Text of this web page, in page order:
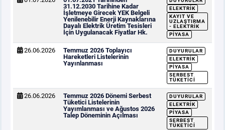
31.12.2030 Tarihine Kadar
İşletmeye Girecek YEK Belgeli
Yenilenebilir Enerji Kaynaklarına
Dayalı Elektrik Üretim Tesisleri
İçin Uygulanacak Fiyatlar Hk.
ELEKTRIK
KAYIT VE
UZLAŞTIRMA
- ELEKTRIK
PIYASA
26.06.2026
Temmuz 2026 Toplayıcı
Hareketleri Listelerinin
Yayınlanması
DUYURULAR
ELEKTRIK
PIYASA
SERBEST
TÜKETICI
26.06.2026
Temmuz 2026 Dönemi Serbest
Tüketici Listelerinin
Yayımlanması ve Ağustos 2026
Talep Döneminin Açılması
DUYURULAR
ELEKTRIK
PIYASA
SERBEST
TÜKETICI